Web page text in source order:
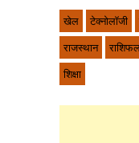
खेल टेक्नोलॉजी
राजस्थान
शिक्षा